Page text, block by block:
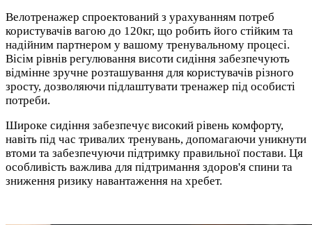
Велотренажер спроектований з урахуванням потреб
користувачів вагою до 120кг, що робить його стійким та
надійним партнером у вашому тренувальному процесі.
Вісім рівнів регулювання висоти сидіння забезпечують
відмінне зручне розташування для користувачів різного
зросту, дозволяючи підлаштувати тренажер під особисті
потреби.
Широке сидіння забезпечує високий рівень комфорту,
навіть під час тривалих тренувань, допомагаючи уникнути
втоми та забезпечуючи підтримку правильної постави. Ця
особливість важлива для підтримання здоров'я спини та
зниження ризику навантаження на хребет.